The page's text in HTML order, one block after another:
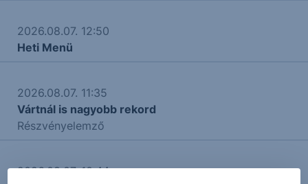
2026.08.07. 12:50
Heti Menü
2026.08.07. 11:35
Vártnál is nagyobb rekord
Részvényelemző
2026.08.07. 10:44